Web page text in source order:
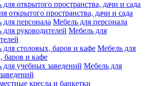
открытого пространства, дачи и сада
Мебель для персонала
Мебель для
Мебель для
баров и кафе
Мебель для